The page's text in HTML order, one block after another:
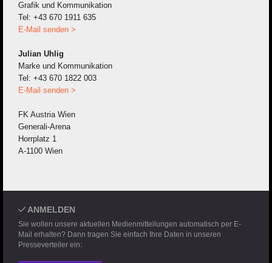
Grafik und Kommunikation
Tel: +43 670 1911 635
E-Mail senden >
Julian Uhlig
Marke und Kommunikation
Tel: +43 670 1822 003
E-Mail senden >
FK Austria Wien
Generali-Arena
Horrplatz 1
A-1100 Wien
ANMELDEN
Sie wollen unsere aktuellen Medienmitteilungen automatisch per E-
Mail erhalten? Dann tragen Sie einfach Ihre Daten in unseren
Presseverteiler ein: